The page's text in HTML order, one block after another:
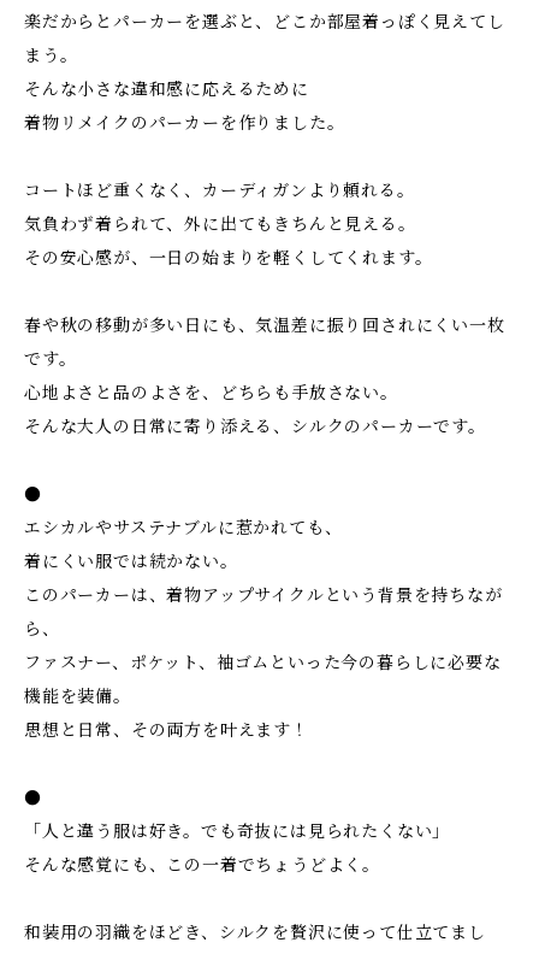
楽だからとパーカーを選ぶと、どこか部屋着っぽく見えてし
まう。
そんな小さな違和感に応えるために
着物リメイクのパーカーを作りました。
コートほど重くなく、カーディガンより頼れる。
気負わず着られて、外に出てもきちんと見える。
その安心感が、一日の始まりを軽くしてくれます。
春や秋の移動が多い日にも、気温差に振り回されにくい一枚
です。
心地よさと品のよさを、どちらも手放さない。
そんな大人の日常に寄り添える、シルクのパーカーです。
●
エシカルやサステナブルに惹かれても、
着にくい服では続かない。
このパーカーは、着物アップサイクルという背景を持ちなが
ら、
ファスナー、ポケット、袖ゴムといった今の暮らしに必要な
機能を装備。
思想と日常、その両方を叶えます！
●
「人と違う服は好き。でも奇抜には見られたくない」
そんな感覚にも、この一着でちょうどよく。
和装用の羽織をほどき、シルクを贅沢に使って仕立てまし